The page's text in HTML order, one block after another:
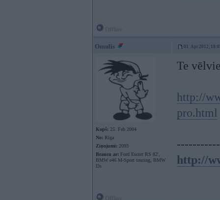
Omulis 01. Apr 2012,
Kopš: 25. Feb 2004
No: Rīga
Ziņojumi: 2093
Braucu ar: Ford Escort RS 82',
BMW e46 M-Sport touring, BMW
I3s
Te
http://
pro.html
http://